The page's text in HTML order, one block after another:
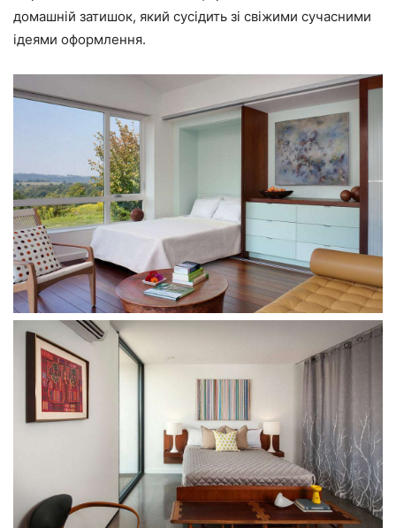
домашній затишок, який сусідить зі свіжими сучасними
ідеями оформлення.